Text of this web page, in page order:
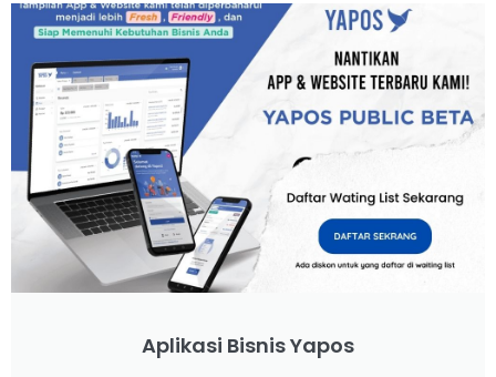
Aplikasi Bisnis Yapos